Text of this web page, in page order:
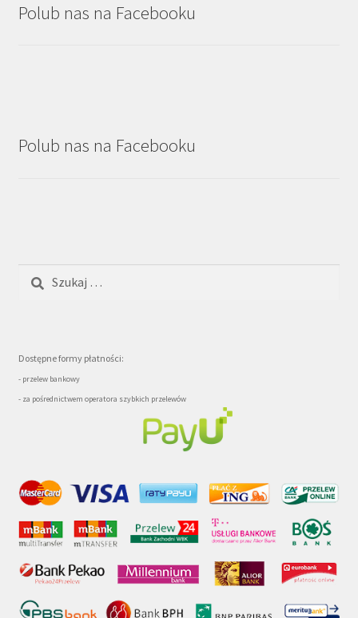
Polub nas na Facebooku
Polub nas na Facebooku
Dostępne formy płatności:
- przelew bankowy
- za pośrednictwem operatora szybkich przelewów